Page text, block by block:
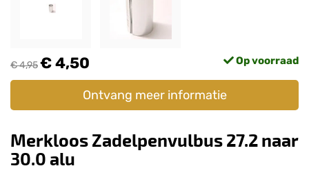
€ 4,95€ 4,50 Op voorraad
Ontvang meer informatie
Merkloos Zadelpenvulbus 27.2 naar
30.0 alu